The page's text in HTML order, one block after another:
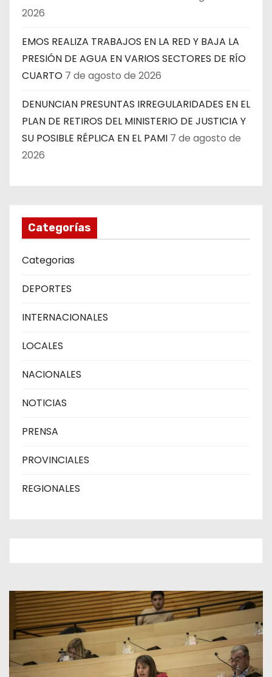
2026
EMOS REALIZA TRABAJOS EN LA RED Y BAJA LA
PRESIÓN DE AGUA EN VARIOS SECTORES DE RÍO
CUARTO 7 de agosto de 2026
DENUNCIAN PRESUNTAS IRREGULARIDADES EN EL
PLAN DE RETIROS DEL MINISTERIO DE JUSTICIA Y
SU POSIBLE RÉPLICA EN EL PAMI 7 de agosto de
2026
Categorías
Categorias
DEPORTES
INTERNACIONALES
LOCALES
NACIONALES
NOTICIAS
PRENSA
PROVINCIALES
REGIONALES